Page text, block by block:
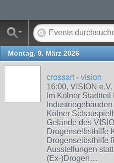
Montag, 9. März 2026
crossart - vision
16:00, VISION
Im Kölner
Kölner
Gelände des
Drogenselbsthilfe
Drogenselbsthilfe
Ausstellungen
(Ex-)Drogen…